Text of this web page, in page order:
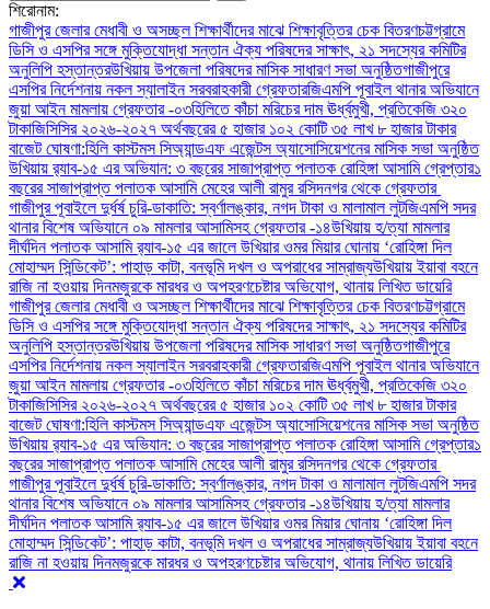
শিরোনাম:
গাজীপুর জেলার মেধাবী ও অসচ্ছল শিক্ষার্থীদের মাঝে শিক্ষাবৃত্তির চেক বিতরণচট্টগ্রামে
ডিসি ও এসপির সঙ্গে মুক্তিযোদ্ধা সন্তান ঐক্য পরিষদের সাক্ষাৎ, ২১ সদস্যের কমিটির
অনুলিপি হস্তান্তরউখিয়ায় উপজেলা পরিষদের মাসিক সাধারণ সভা অনুষ্ঠিতগাজীপুরে
এসপির নির্দেশনায় নকল স্যালাইন সরবরাহকারী গ্রেফতারজিএমপি পূবাইল থানার অভিযানে
জুয়া আইন মামলায় গ্রেফতার -০৩হিলিতে কাঁচা মরিচের দাম ঊর্ধ্বমুখী, প্রতিকেজি ৩২০
টাকাজিসিসির ২০২৬-২০২৭ অর্থবছরের ৫ হাজার ১০২ কোটি ৩৫ লাখ ৮ হাজার টাকার
বাজেট ঘোষণা:হিলি কাস্টমস সিঅ্যান্ডএফ এজেন্টস অ্যাসোসিয়েশনের মাসিক সভা অনুষ্ঠিত
উখিয়ায় র‍্যাব-১৫ এর অভিযান: ৩ বছরের সাজাপ্রাপ্ত পলাতক রোহিঙ্গা আসামি গ্রেপ্তার১
বছরের সাজাপ্রাপ্ত পলাতক আসামি মেহের আলী রামুর রসিদনগর থেকে গ্রেফতার ‎
গাজীপুর পূবাইলে দুর্ধর্ষ চুরি-ডাকাতি: স্বর্ণালঙ্কার, নগদ টাকা ও মালামাল লুটজিএমপি সদর
থানার বিশেষ অভিযানে ০৯ মামলার আসামিসহ গ্রেফতার -১৪উখিয়ায় হ/ত্যা মামলার
দীর্ঘদিন পলাতক আসামি র‌্যাব-১৫ এর জালে ‎‎উখিয়ার ওমর মিয়ার ঘোনায় ‘রোহিঙ্গা দিল
মোহাম্মদ সিন্ডিকেট’: পাহাড় কাটা, বনভূমি দখল ও অপরাধের সাম্রাজ্যউখিয়ায় ইয়াবা বহনে
রাজি না হওয়ায় দিনমজুরকে মারধর ও অপহরণচেষ্টার অভিযোগ, থানায় লিখিত ডায়েরি
গাজীপুর জেলার মেধাবী ও অসচ্ছল শিক্ষার্থীদের মাঝে শিক্ষাবৃত্তির চেক বিতরণচট্টগ্রামে
ডিসি ও এসপির সঙ্গে মুক্তিযোদ্ধা সন্তান ঐক্য পরিষদের সাক্ষাৎ, ২১ সদস্যের কমিটির
অনুলিপি হস্তান্তরউখিয়ায় উপজেলা পরিষদের মাসিক সাধারণ সভা অনুষ্ঠিতগাজীপুরে
এসপির নির্দেশনায় নকল স্যালাইন সরবরাহকারী গ্রেফতারজিএমপি পূবাইল থানার অভিযানে
জুয়া আইন মামলায় গ্রেফতার -০৩হিলিতে কাঁচা মরিচের দাম ঊর্ধ্বমুখী, প্রতিকেজি ৩২০
টাকাজিসিসির ২০২৬-২০২৭ অর্থবছরের ৫ হাজার ১০২ কোটি ৩৫ লাখ ৮ হাজার টাকার
বাজেট ঘোষণা:হিলি কাস্টমস সিঅ্যান্ডএফ এজেন্টস অ্যাসোসিয়েশনের মাসিক সভা অনুষ্ঠিত
উখিয়ায় র‍্যাব-১৫ এর অভিযান: ৩ বছরের সাজাপ্রাপ্ত পলাতক রোহিঙ্গা আসামি গ্রেপ্তার১
বছরের সাজাপ্রাপ্ত পলাতক আসামি মেহের আলী রামুর রসিদনগর থেকে গ্রেফতার ‎
গাজীপুর পূবাইলে দুর্ধর্ষ চুরি-ডাকাতি: স্বর্ণালঙ্কার, নগদ টাকা ও মালামাল লুটজিএমপি সদর
থানার বিশেষ অভিযানে ০৯ মামলার আসামিসহ গ্রেফতার -১৪উখিয়ায় হ/ত্যা মামলার
দীর্ঘদিন পলাতক আসামি র‌্যাব-১৫ এর জালে ‎‎উখিয়ার ওমর মিয়ার ঘোনায় ‘রোহিঙ্গা দিল
মোহাম্মদ সিন্ডিকেট’: পাহাড় কাটা, বনভূমি দখল ও অপরাধের সাম্রাজ্যউখিয়ায় ইয়াবা বহনে
রাজি না হওয়ায় দিনমজুরকে মারধর ও অপহরণচেষ্টার অভিযোগ, থানায় লিখিত ডায়েরি